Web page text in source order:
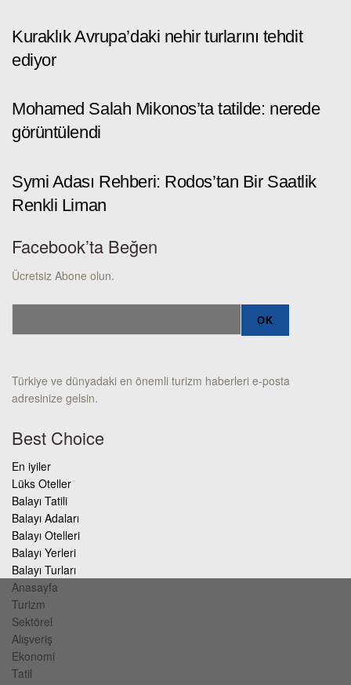
Kuraklık Avrupa’daki nehir turlarını tehdit
ediyor
Mohamed Salah Mikonos’ta tatilde: nerede
görüntülendi
Symi Adası Rehberi: Rodos’tan Bir Saatlik
Renkli Liman
Facebook’ta Beğen
Ücretsiz Abone olun.
Türkiye ve dünyadaki en önemli turizm haberleri e-posta
adresinize gelsin.
Best Choice
En iyiler
Lüks Oteller
Balayı Tatili
Balayı Adaları
Balayı Otelleri
Balayı Yerleri
Balayı Turları
Anasayfa
Turizm
Sektörel
Alışveriş
Ekonomi
Tatil